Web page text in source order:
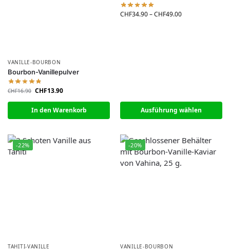
VANILLE-BOURBON
Bourbon-Vanillepulver
CHF16.90 CHF13.90
In den Warenkorb
CHF34.90–CHF49.00
Ausführung wählen
-22%
TAHITI-VANILLE
-20%
VANILLE-BOURBON